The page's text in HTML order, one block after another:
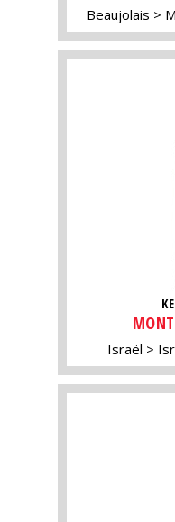
Beaujolais
Israël